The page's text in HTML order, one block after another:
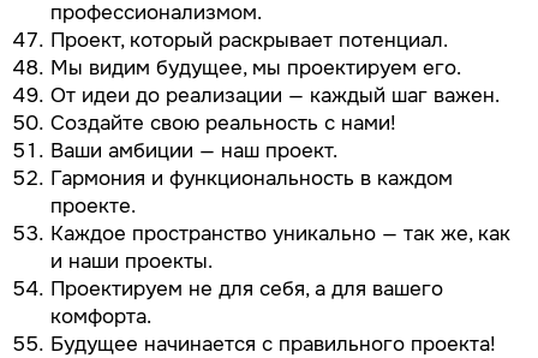
профессионализмом.
Проект, который раскрывает потенциал.
Мы видим будущее, мы проектируем его.
От идеи до реализации — каждый шаг важен.
Создайте свою реальность с нами!
Ваши амбиции — наш проект.
Гармония и функциональность в каждом
проекте.
Каждое пространство уникально — так же, как
и наши проекты.
Проектируем не для себя, а для вашего
комфорта.
Будущее начинается с правильного проекта!